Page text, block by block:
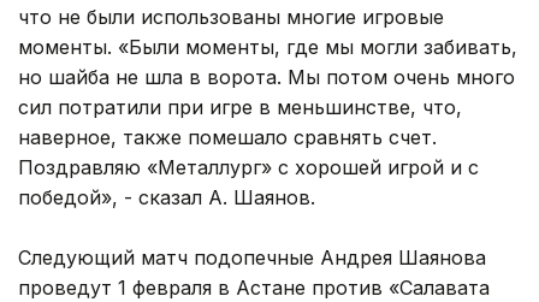
что не были использованы многие игровые
моменты. «Были моменты, где мы могли забивать,
но шайба не шла в ворота. Мы потом очень много
сил потратили при игре в меньшинстве, что,
наверное, также помешало сравнять счет.
Поздравляю «Металлург» с хорошей игрой и с
победой», - сказал А. Шаянов.
Следующий матч подопечные Андрея Шаянова
проведут 1 февраля в Астане против «Салавата